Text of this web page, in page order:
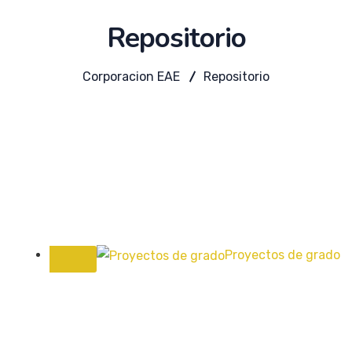
Repositorio
Corporacion EAE Repositorio
Proyectos de grado